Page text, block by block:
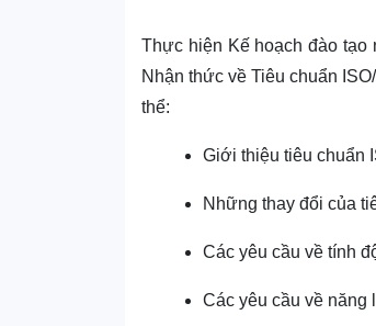
Thực hiện Kế hoạch đào tạo
Nhận thức về Tiêu chuẩn
thể:
Giới thiệu tiêu chuẩn
Những thay đổi của
Các yêu cầu về tính
Các yêu cầu về năng